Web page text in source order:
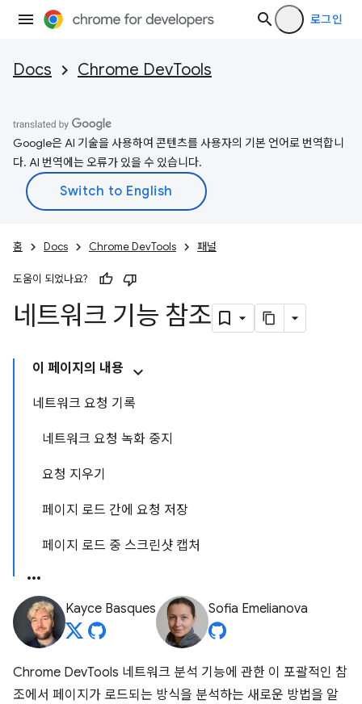
로그인
Docs Chrome DevTools
Google은 AI 기술을 사용하여 콘텐츠를 사용자의 기본 언어로 번역합니
다. AI 번역에는 오류가 있을 수 있습니다.
홈 Docs Chrome DevTools 패널
도움이 되었나요?
네트워크 기능 참조
이 페이지의 내용
네트워크 요청 기록
네트워크 요청 녹화 중지
요청 지우기
페이지 로드 간에 요청 저장
페이지 로드 중 스크린샷 캡처
Kayce Basques Sofia Emelianova
Chrome DevTools 네트워크 분석 기능에 관한 이 포괄적인 참
조에서 페이지가 로드되는 방식을 분석하는 새로운 방법을 알